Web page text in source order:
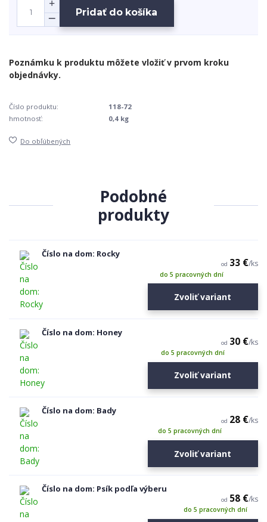
Pridať do košíka
Číslo produktu:
118-72
hmotnosť:
0,4 kg
Do obľúbených
Podobné
produkty
Číslo na dom: Rocky
od 33 €/ks
do 5 pracovných dní
Zvoliť variant
Číslo na dom: Honey
od 30 €/ks
do 5 pracovných dní
Zvoliť variant
Číslo na dom: Bady
od 28 €/ks
do 5 pracovných dní
Zvoliť variant
Číslo na dom: Psík podľa výberu
od 58 €/ks
do 5 pracovných dní